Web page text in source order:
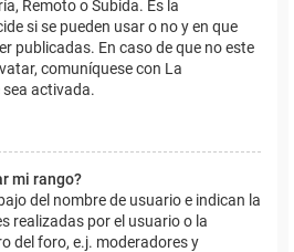
Remoto o Subida. Es la
si se pueden usar o no y en que
publicadas. En caso de que no este
comuníquese con La
activada.
mi rango?
del nombre de usuario e indican la
realizadas por el usuario o la
del foro, e.j. moderadores y